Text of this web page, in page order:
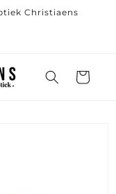
Christiaens
Winkelwagen